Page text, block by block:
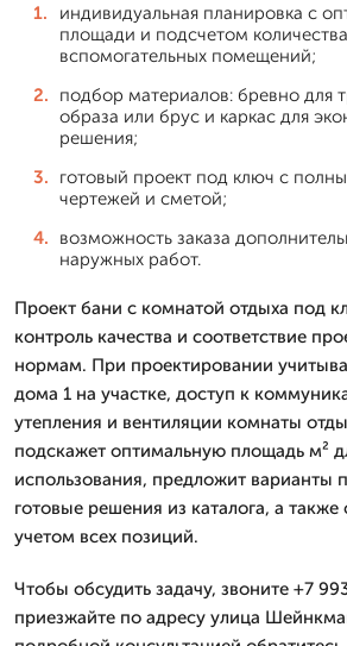
индивидуальная планировка с
площади и подсчетом
вспомогательных помещений;
подбор материалов: бревно для
образа или брус и каркас для
решения;
готовый проект под ключ с
чертежей и сметой;
возможность заказа
наружных работ.
Проект бани с комнатой отдыха под
контроль качества и соответствие
нормам. При проектировании
дома 1 на участке, доступ к
утепления и вентиляции комнаты
подскажет оптимальную площадь м²
использования, предложит варианты
готовые решения из каталога, а также
учетом всех позиций.
Чтобы обсудить задачу, звоните +7
приезжайте по адресу улица